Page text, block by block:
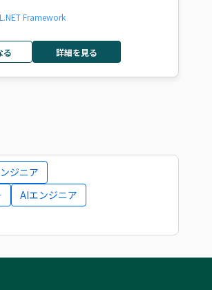
.NET Framework
る 詳細を見る
ジニア
AIエンジニア